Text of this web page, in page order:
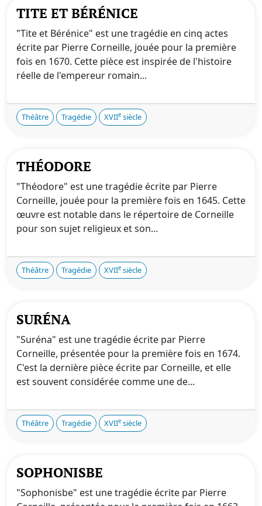
TITE ET BÉRÉNICE
"Tite et Bérénice" est une tragédie en cinq actes
écrite par Pierre Corneille, jouée pour la première
fois en 1670. Cette pièce est inspirée de l'histoire
réelle de l'empereur romain...
Théâtre Tragédie XVIIe siècle
THÉODORE
"Théodore" est une tragédie écrite par Pierre
Corneille, jouée pour la première fois en 1645. Cette
œuvre est notable dans le répertoire de Corneille
pour son sujet religieux et son...
Théâtre Tragédie XVIIe siècle
SURÉNA
"Suréna" est une tragédie écrite par Pierre
Corneille, présentée pour la première fois en 1674.
C'est la dernière pièce écrite par Corneille, et elle
est souvent considérée comme une de...
Théâtre Tragédie XVIIe siècle
SOPHONISBE
"Sophonisbe" est une tragédie écrite par Pierre